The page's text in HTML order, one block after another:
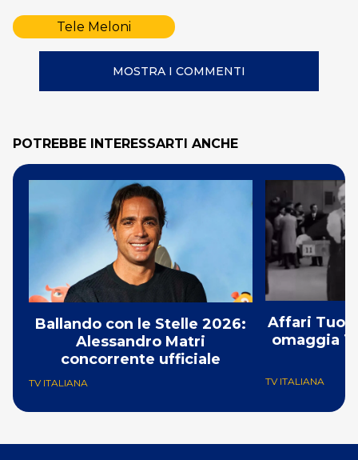
Tele Meloni
MOSTRA I COMMENTI
POTREBBE INTERESSARTI ANCHE
Ballando con le Stelle 2026:
Alessandro Matri
concorrente ufficiale
TV ITALIANA
Affari Tuoi
omaggia
TV ITALIANA